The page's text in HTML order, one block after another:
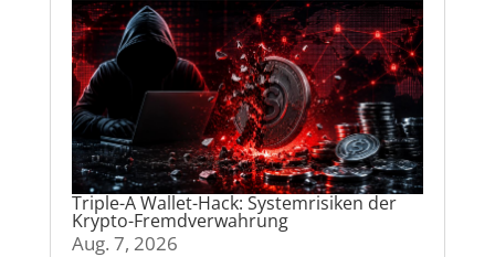
Triple-A Wallet-Hack: Systemrisiken der
Krypto-Fremdverwahrung
Aug. 7, 2026